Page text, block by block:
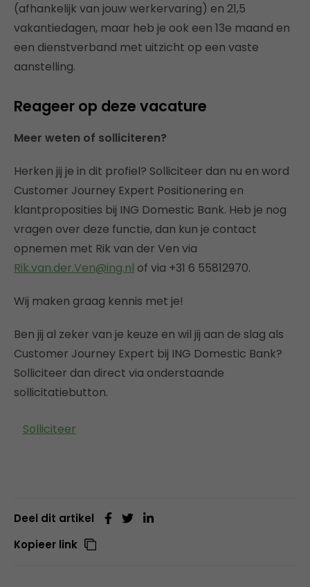
(afhankelijk van jouw werkervaring) en 21,5
vakantiedagen, maar heb je ook een 13e maand en
een dienstverband met uitzicht op een vaste
aanstelling.
Reageer op deze vacature
Meer weten of solliciteren?
Herken jij je in dit profiel? Solliciteer dan nu en word
Customer Journey Expert Positionering en
klantproposities bij ING Domestic Bank. Heb je nog
vragen over deze functie, dan kun je contact
opnemen met Rik van der Ven via
Rik.van.der.Ven@ing.nl of via +31 6 55812970.
Wij maken graag kennis met je!
Ben jij al zeker van je keuze en wil jij aan de slag als
Customer Journey Expert bij ING Domestic Bank?
Solliciteer dan direct via onderstaande
sollicitatiebutton.
Solliciteer
Deel dit artikel
Kopieer link